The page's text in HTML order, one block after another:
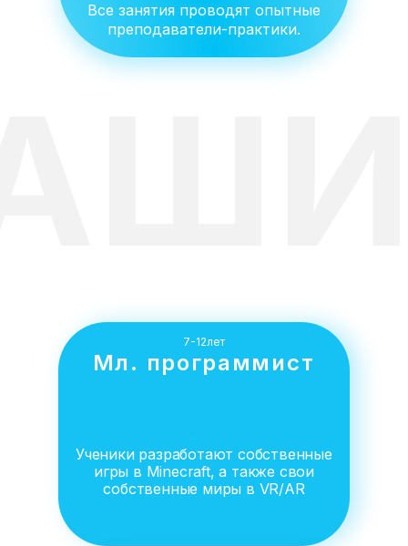
Все занятия проводят опытные
преподаватели-практики.
Мл. программист
Ученики разработают собственные
игры в Minecraft, а также свои
собственные миры в VR/AR
7-12лет